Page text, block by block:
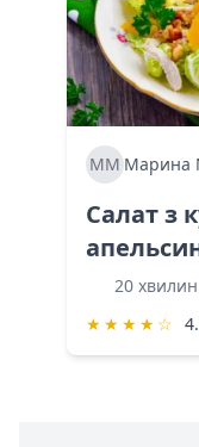
ММ Марина
Салат з
20 хвилин
★ ★ ★ ★ ☆